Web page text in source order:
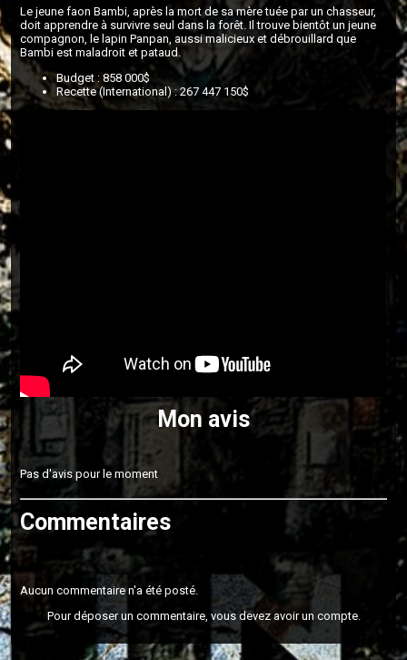
Le jeune faon Bambi, après la mort de sa mère tuée par un chasseur,
doit apprendre à survivre seul dans la forêt. Il trouve bientôt un jeune
compagnon, le lapin Panpan, aussi malicieux et débrouillard que
Bambi est maladroit et pataud.
Budget : 858 000$
Recette (International) : 267 447 150$
Mon avis
Pas d'avis pour le moment
Commentaires
Aucun commentaire n'a été posté.
Pour déposer un commentaire, vous devez avoir un compte.